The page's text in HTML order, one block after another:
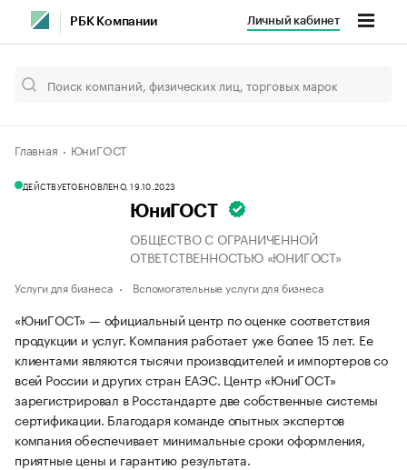
РБК Компании Личный кабинет
Главная ЮниГОСТ
ДЕЙСТВУЕТОБНОВЛЕНО, 19.10.2023
ЮниГОСТ
ОБЩЕСТВО С ОГРАНИЧЕННОЙ
ОТВЕТСТВЕННОСТЬЮ «ЮНИГОСТ»
Услуги для бизнеса Вспомогательные услуги для бизнеса
«ЮниГОСТ» — официальный центр по оценке соответствия
продукции и услуг. Компания работает уже более 15 лет. Ее
клиентами являются тысячи производителей и импортеров со
всей России и других стран ЕАЭС. Центр «ЮниГОСТ»
зарегистрировал в Росстандарте две собственные системы
сертификации. Благодаря команде опытных экспертов
компания обеспечивает минимальные сроки оформления,
приятные цены и гарантию результата.